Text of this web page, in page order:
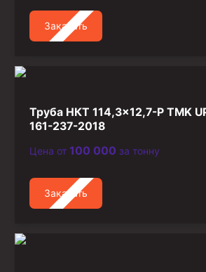
Заказать
Труба НКТ 114,3×12,7-Р TMK
161-237-2018
Цена от 100 000 за тонну
Заказать